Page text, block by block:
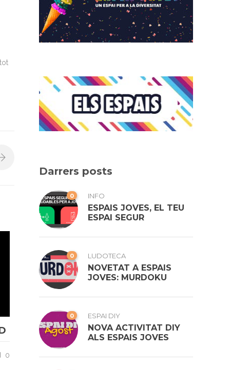
0
Darrers posts
0 INFO
ESPAIS JOVES, EL TEU
ESPAI SEGUR
0 LUDOTECA
NOVETAT A ESPAIS
JOVES: MURDOKU
0 ESPAI DIY
NOVA ACTIVITAT DIY
ALS ESPAIS JOVES